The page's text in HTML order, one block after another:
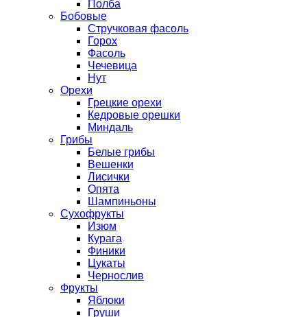
Полба
Бобовые
Стручковая фасоль
Горох
Фасоль
Чечевица
Нут
Орехи
Грецкие орехи
Кедровые орешки
Миндаль
Грибы
Белые грибы
Вешенки
Лисички
Опята
Шампиньоны
Сухофрукты
Изюм
Курага
Финики
Цукаты
Чернослив
Фрукты
Яблоки
Груши